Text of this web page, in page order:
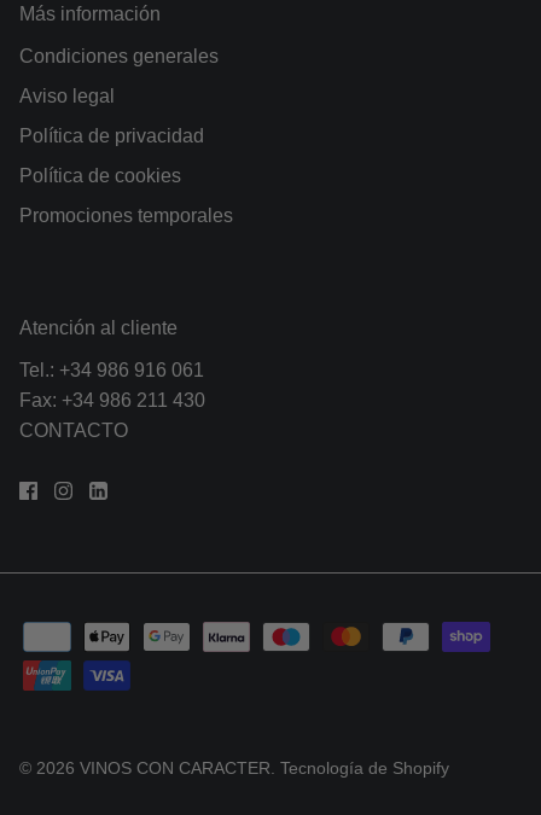
Más información
Condiciones generales
Aviso legal
Política de privacidad
Política de cookies
Promociones temporales
Atención al cliente
Tel.: +34 986 916 061
Fax: +34 986 211 430
CONTACTO
© 2026 VINOS CON CARACTER. Tecnología de Shopify